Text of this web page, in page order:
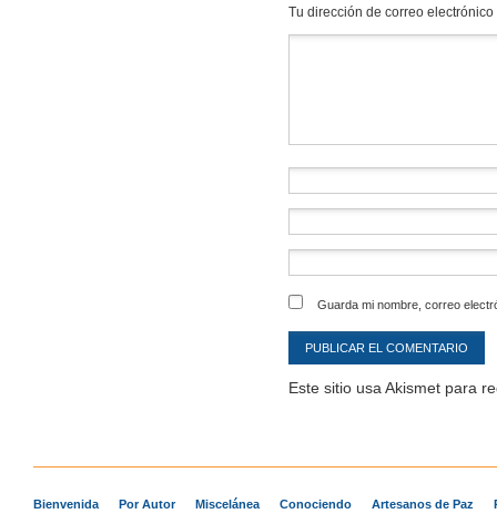
Tu dirección de correo
Guarda mi nombre, correo
Este sitio usa Akismet para
Bienvenida Por Autor Miscelánea Conociendo Artesanos de Paz